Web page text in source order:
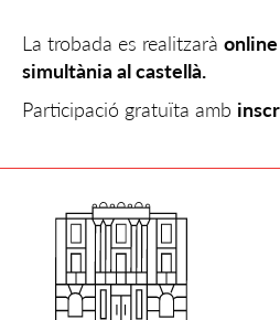
La trobada es realitzarà
simultània al castellà.
Participació gratuïta amb